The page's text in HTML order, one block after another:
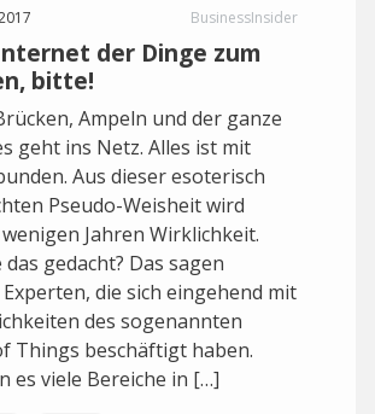
BusinessInsider
der Dinge zum
bitte!
Ampeln und der ganze
geht ins Netz. Alles ist mit
Aus dieser esoterisch
Pseudo-Weisheit wird
Jahren Wirklichkeit.
gedacht? Das sagen
die sich eingehend mit
des sogenannten
Things beschäftigt haben.
es viele Bereiche in […]